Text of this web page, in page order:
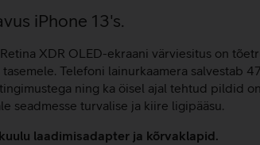
iPhone 13's.
XDR OLED-ekraani värviesitus on
Telefoni lainurkaamera salvestab
ning ka öisel ajal tehtud pildid
seadmesse turvalise ja kiire ligipääsu.
laadimisadapter ja kõrvaklapid.